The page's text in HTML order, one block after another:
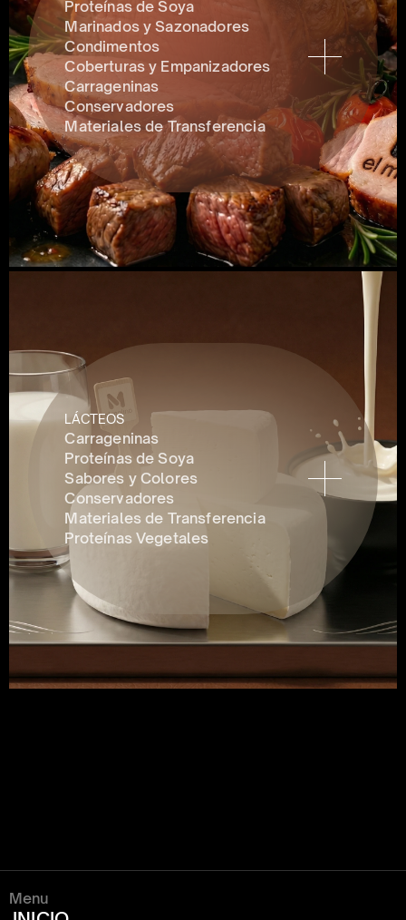
Proteínas de Soya
Marinados y Sazonadores
Condimentos
Coberturas y Empanizadores
Carrageninas
Conservadores
Materiales de Transferencia
LÁCTEOS
Carrageninas
Proteínas de Soya
Sabores y Colores
Conservadores
Materiales de Transferencia
Proteínas Vegetales
Menu